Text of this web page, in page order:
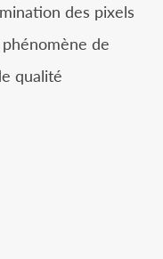
des pixels
de
qualité